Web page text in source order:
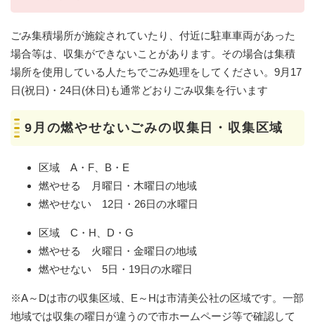
ごみ集積場所が施錠されていたり、付近に駐車車両があった
場合等は、収集ができないことがあります。その場合は集積
場所を使用している人たちでごみ処理をしてください。9月17
日(祝日)・24日(休日)も通常どおりごみ収集を行います
9月の燃やせないごみの収集日・収集区域
区域 A・F、B・E
燃やせる 月曜日・木曜日の地域
燃やせない 12日・26日の水曜日
区域 C・H、D・G
燃やせる 火曜日・金曜日の地域
燃やせない 5日・19日の水曜日
※A～Dは市の収集区域、E～Hは市清美公社の区域です。一部
地域では収集の曜日が違うので市ホームページ等で確認して